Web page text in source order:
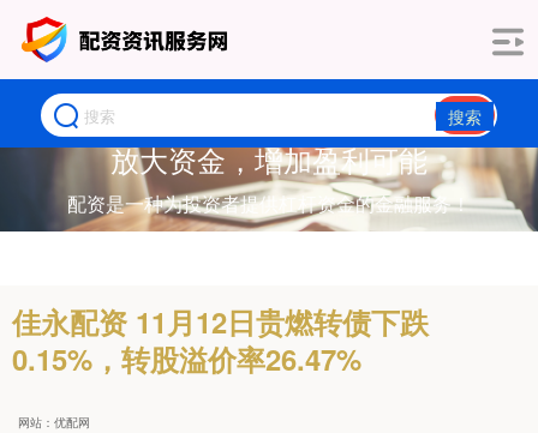
搜索
放大资金，增加盈利可能
配资是一种为投资者提供杠杆资金的金融服务！
佳永配资 11月12日贵燃转债下跌
0.15%，转股溢价率26.47%
网站：优配网